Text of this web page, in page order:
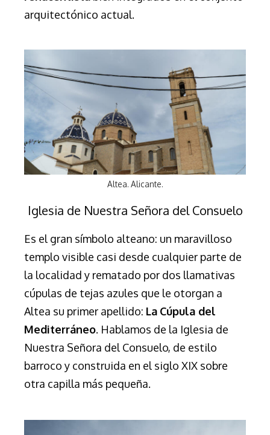
arquitectónico actual.
Altea. Alicante.
Iglesia de Nuestra Señora del Consuelo
Es el gran símbolo alteano: un maravilloso
templo visible casi desde cualquier parte de
la localidad y rematado por dos llamativas
cúpulas de tejas azules que le otorgan a
Altea su primer apellido: La Cúpula del
Mediterráneo. Hablamos de la Iglesia de
Nuestra Señora del Consuelo, de estilo
barroco y construida en el siglo XIX sobre
otra capilla más pequeña.